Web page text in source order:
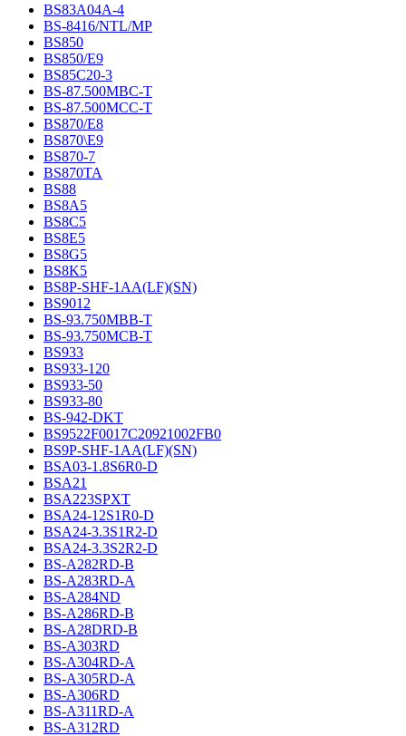
BS83A04A-4
BS-8416/NTL/MP
BS850
BS850/E9
BS85C20-3
BS-87.500MBC-T
BS-87.500MCC-T
BS870/E8
BS870\E9
BS870-7
BS870TA
BS88
BS8A5
BS8C5
BS8E5
BS8G5
BS8K5
BS8P-SHF-1AA(LF)(SN)
BS9012
BS-93.750MBB-T
BS-93.750MCB-T
BS933
BS933-120
BS933-50
BS933-80
BS-942-DKT
BS9522F0017C20921002FB0
BS9P-SHF-1AA(LF)(SN)
BSA03-1.8S6R0-D
BSA21
BSA223SPXT
BSA24-12S1R0-D
BSA24-3.3S1R2-D
BSA24-3.3S2R2-D
BS-A282RD-B
BS-A283RD-A
BS-A284ND
BS-A286RD-B
BS-A28DRD-B
BS-A303RD
BS-A304RD-A
BS-A305RD-A
BS-A306RD
BS-A311RD-A
BS-A312RD